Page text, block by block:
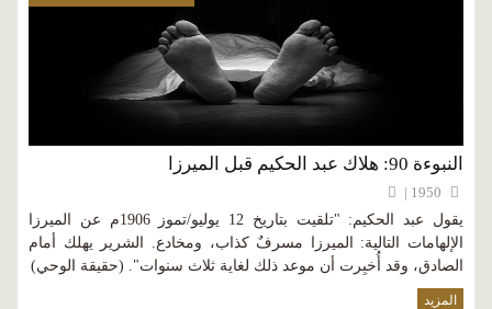
النبوءة 90: هلاك عبد الحكيم قبل الميرزا
يقول عبد الحكيم: "تلقيت بتاريخ 12 يوليو/تموز 1906م عن الميرزا
الإلهامات التالية: الميرزا مسرفٌ كذاب، ومخادع. الشرير يهلك أمام
الصادق، وقد أُخبِرت أن موعد ذلك لغاية ثلاث سنوات". (حقيقة الوحي)
المزيد